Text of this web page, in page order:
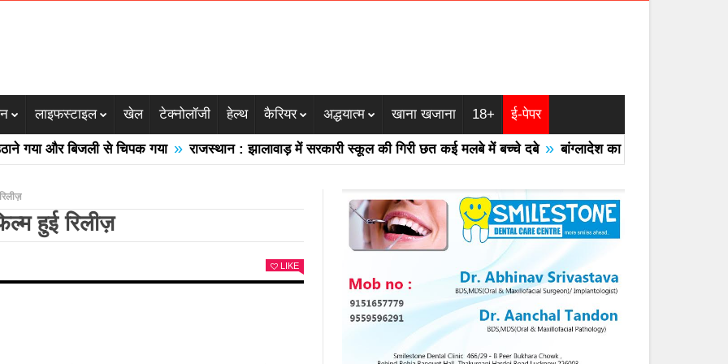
लाइफस्टाइल खेल टेक्नोलॉजी हेल्थ कैरियर अद्धयात्म खाना खजाना 18+ ई-पेपर
और बिजली से चिपक गया » राजस्थान : झालावाड़ में सरकारी स्कूल की गिरी छत कई मलबे में बच्चे दबे » बांग्लादेश का एयरफोर्स का F -7 ट्रेनर
हुई रिलीज़
LIKE